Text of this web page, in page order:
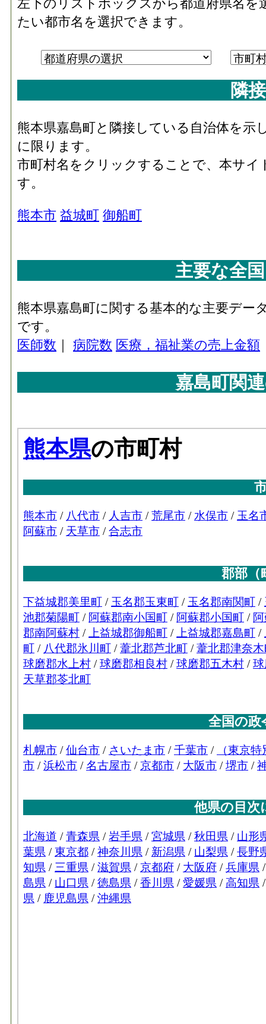
左下のリストボックスから都道府県名
たい都市名を選択できます。
隣
熊本県嘉島町と隣接している自治体を示
に限ります。
市町村名をクリックすることで、本サ
す。
熊本市 益城町 御船町
主要な全
熊本県嘉島町に関する基本的な主要デ
です。
医師数 ｜ 病院数 医療，福祉業の売上金額
嘉島町関